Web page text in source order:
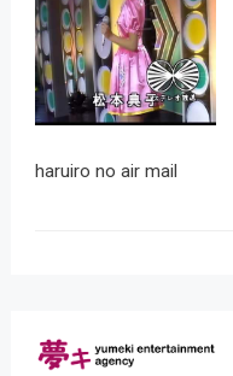
haruiro no air mail